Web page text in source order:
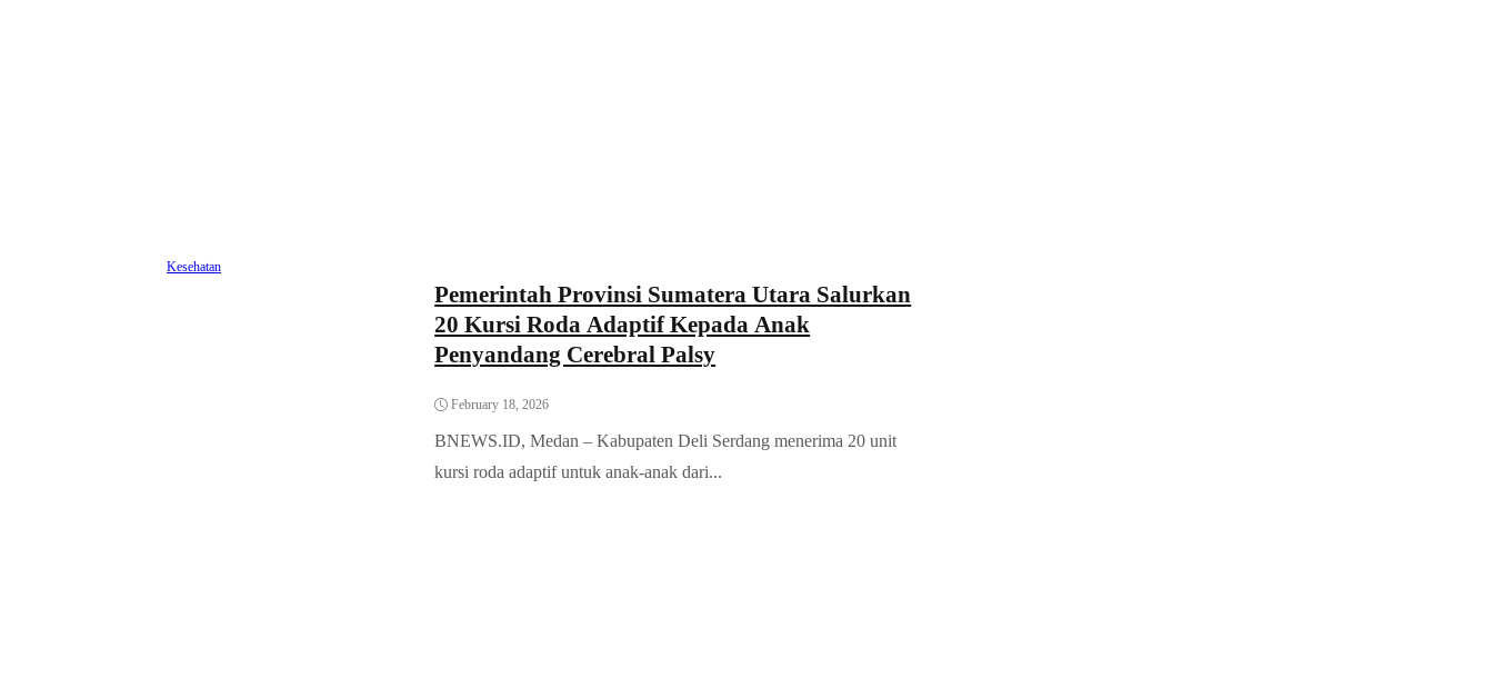
Kesehatan
Pemerintah Provinsi Sumatera Utara Salurkan
20 Kursi Roda Adaptif Kepada Anak
Penyandang Cerebral Palsy
February 18, 2026
BNEWS.ID, Medan – Kabupaten Deli Serdang menerima 20 unit
kursi roda adaptif untuk anak-anak dari...